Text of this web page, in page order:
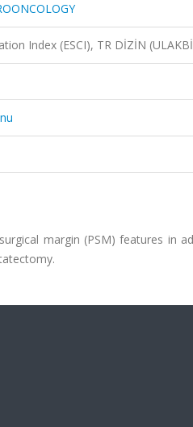
Index (ESCI), TR DİZİN
margin (PSM) features in